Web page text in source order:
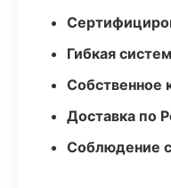
Гибкая
Собственное
Доставка по
Соблюдение